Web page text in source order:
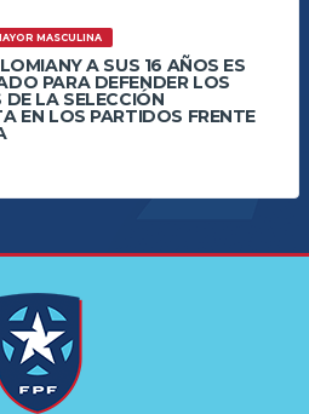
MASCULINA
A SUS 16 AÑOS ES
PARA DEFENDER LOS
DE LA SELECCIÓN
EN LOS PARTIDOS FRENTE